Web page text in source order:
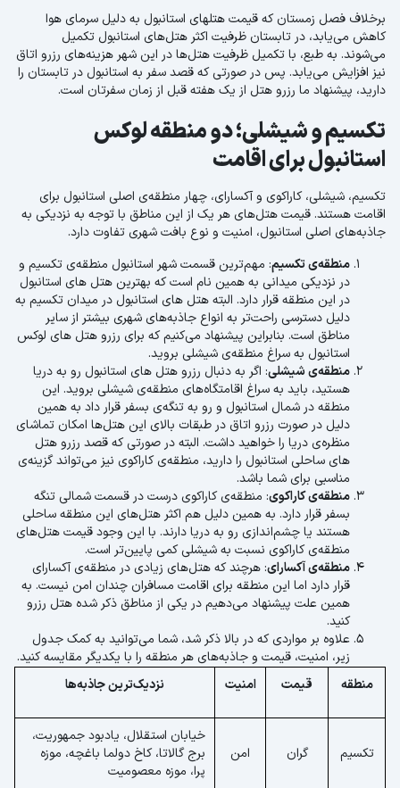
برخلاف فصل زمستان که قیمت هتلهای استانبول به دلیل سرمای هوا
کاهش می‌یابد، در تابستان ظرفیت اکثر هتل‌های استانبول تکمیل
می‌شوند. به طبع، با تکمیل ظرفیت هتل‌ها در این شهر هزینه‌های رزرو اتاق
نیز افزایش می‌یابد. پس در صورتی که قصد سفر به استانبول در تابستان را
دارید، پیشنهاد ما رزرو هتل از یک هفته قبل از زمان سفرتان است.
تکسیم و شیشلی؛ دو منطقه‌ لوکس
استانبول برای اقامت
تکسیم، شیشلی، کاراکوی و آکسارای، چهار منطقه‌ی اصلی استانبول برای
اقامت هستند. قیمت هتل‌های هر یک از این مناطق با توجه به نزدیکی به
جاذبه‌های اصلی استانبول، امنیت و نوع بافت شهری تفاوت دارد.
منطقه‌ی تکسیم: مهم‌ترین قسمت شهر استانبول منطقه‌ی تکسیم و
در نزدیکی میدانی به همین نام است که بهترین هتل های استانبول
در این منطقه قرار دارد. البته هتل های استانبول در میدان تکسیم به
دلیل دسترسی راحت‌تر به انواع جاذبه‌های شهری بیشتر از سایر
مناطق است. بنابراین پیشنهاد می‌کنیم که برای رزرو هتل های لوکس
استانبول به سراغ منطقه‌ی شیشلی بروید.
منطقه‌ی شیشلی: اگر به دنبال رزرو هتل های استانبول رو به دریا
هستید، باید به سراغ اقامتگاه‌های منطقه‌ی شیشلی بروید. این
منطقه در شمال استانبول و رو به تنگه‌ی بسفر قرار داد به همین
دلیل در صورت رزرو اتاق در طبقات بالای این هتل‌ها امکان تماشای
منظره‌ی دریا را خواهید داشت. البته در صورتی که قصد رزرو هتل
های ساحلی استانبول را دارید، منطقه‌ی کاراکوی نیز می‌تواند گزینه‌ی
مناسبی برای شما باشد.
منطقه‌ی کاراکوی: منطقه‌ی کاراکوی درست در قسمت شمالی تنگه
بسفر قرار دارد. به همین دلیل هم اکثر هتل‌های این منطقه ساحلی
هستند یا چشم‌اندازی رو به دریا دارند. با این وجود قیمت هتل‌های
منطقه‌ی کاراکوی نسبت به شیشلی کمی پایین‌تر است.
منطقه‌ی آکسارای: هرچند که هتل‌های زیادی در منطقه‌ی آکسارای
قرار دارد اما این منطقه برای اقامت مسافران چندان امن نیست. به
همین علت پیشنهاد می‌دهیم در یکی از مناطق ذکر شده هتل رزرو
کنید.
علاوه بر مواردی که در بالا ذکر شد، شما می‌توانید به کمک جدول
زیر، امنیت، قیمت و جاذبه‌های هر منطقه را با یکدیگر مقایسه کنید.
منطقه
قیمت امنیت نزدیک‌ترین جاذبه‌ها
تکسیم گران امن
خیابان استقلال، یادبود جمهوریت،
برج گالاتا، کاخ دولما باغچه، موزه
پرا، موزه معصومیت